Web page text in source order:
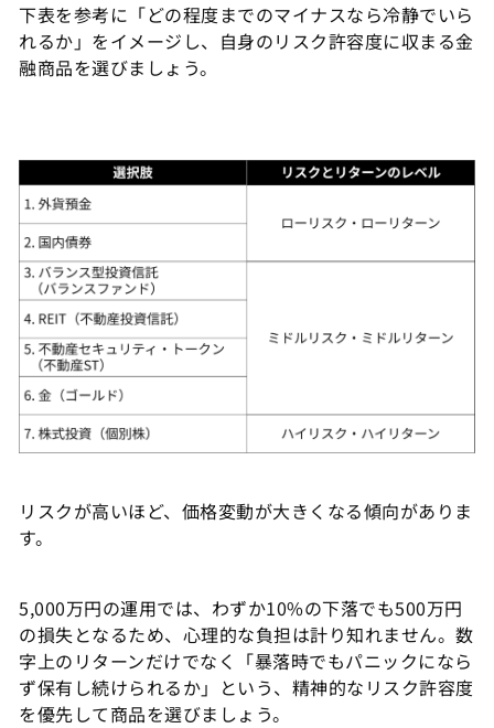
下表を参考に「どの程度までのマイナスなら冷静でいら
れるか」をイメージし、自身のリスク許容度に収まる金
融商品を選びましょう。
リスクが高いほど、価格変動が大きくなる傾向がありま
す。
5,000万円の運用では、わずか10%の下落でも500万円
の損失となるため、心理的な負担は計り知れません。数
字上のリターンだけでなく「暴落時でもパニックになら
ず保有し続けられるか」という、精神的なリスク許容度
を優先して商品を選びましょう。